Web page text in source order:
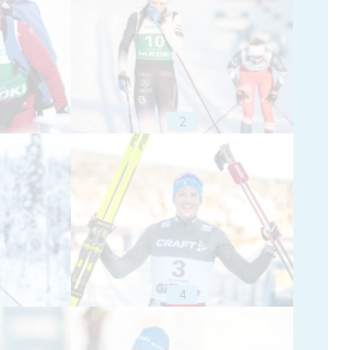
2
4